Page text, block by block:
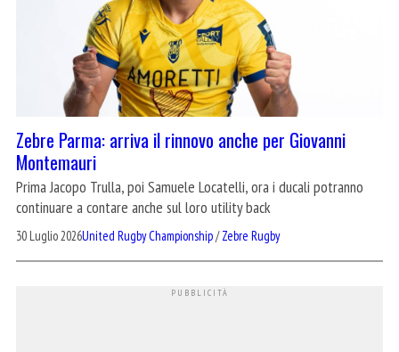
Zebre Parma: arriva il rinnovo anche per Giovanni
Montemauri
Prima Jacopo Trulla, poi Samuele Locatelli, ora i ducali potranno
continuare a contare anche sul loro utility back
30 Luglio 2026United Rugby Championship/Zebre Rugby